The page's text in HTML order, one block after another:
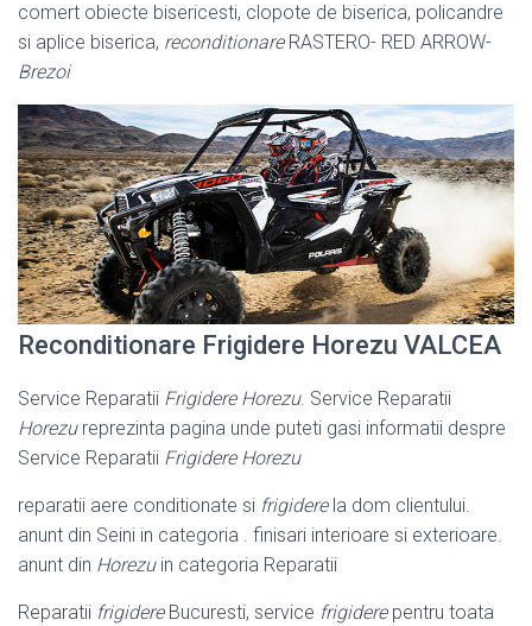
comert obiecte bisericesti, clopote de biserica, policandre
si aplice biserica, reconditionareRASTERO- RED ARROW-
Brezoi
Reconditionare Frigidere Horezu VALCEA
Service Reparatii Frigidere Horezu. Service Reparatii
Horezureprezinta pagina unde puteti gasi informatii despre
Service Reparatii Frigidere Horezu
reparatii aere conditionate si frigiderela dom clientului.
anunt din Seini in categoria . finisari interioare si exterioare.
anunt din Horezuin categoria Reparatii
Reparatii frigidereBucuresti, service frigiderepentru toata